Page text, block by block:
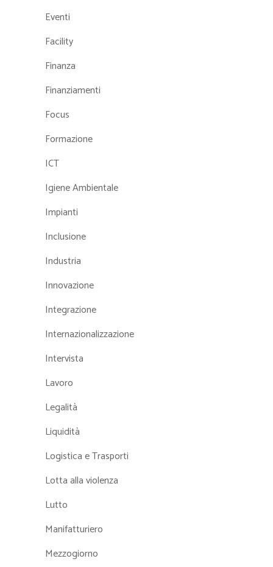
Eventi
Facility
Finanza
Finanziamenti
Focus
Formazione
ICT
Igiene Ambientale
Impianti
Inclusione
Industria
Innovazione
Integrazione
Internazionalizzazione
Intervista
Lavoro
Legalità
Liquidità
Logistica e Trasporti
Lotta alla violenza
Lutto
Manifatturiero
Mezzogiorno